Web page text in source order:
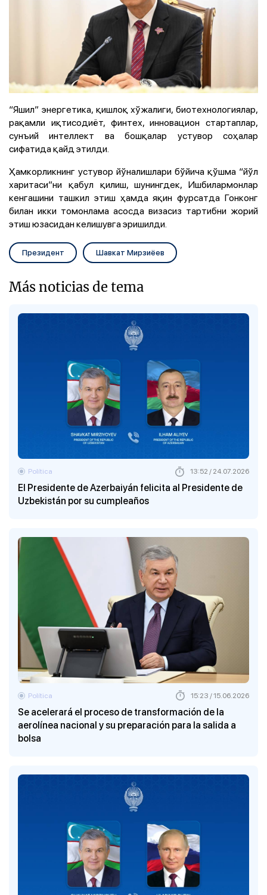
“Яшил” энергетика, қишлоқ хўжалиги, биотехнологиялар,
рақамли иқтисодиёт, финтех, инновацион стартаплар,
сунъий интеллект ва бошқалар устувор соҳалар
сифатида қайд этилди.
Ҳамкорликнинг устувор йўналишлари бўйича қўшма “йўл
харитаси”ни қабул қилиш, шунингдек, Ишбилармонлар
кенгашини ташкил этиш ҳамда яқин фурсатда Гонконг
билан икки томонлама асосда визасиз тартибни жорий
этиш юзасидан келишувга эришилди.
Президент Шавкат Мирзиёев
Más noticias de tema
El Presidente de Azerbaiyán felicita al Presidente de
Uzbekistán por su cumpleaños
Política 13:52 / 24.07.2026
Se acelerará el proceso de transformación de la
aerolínea nacional y su preparación para la salida a
bolsa
Política 15:23 / 15.06.2026